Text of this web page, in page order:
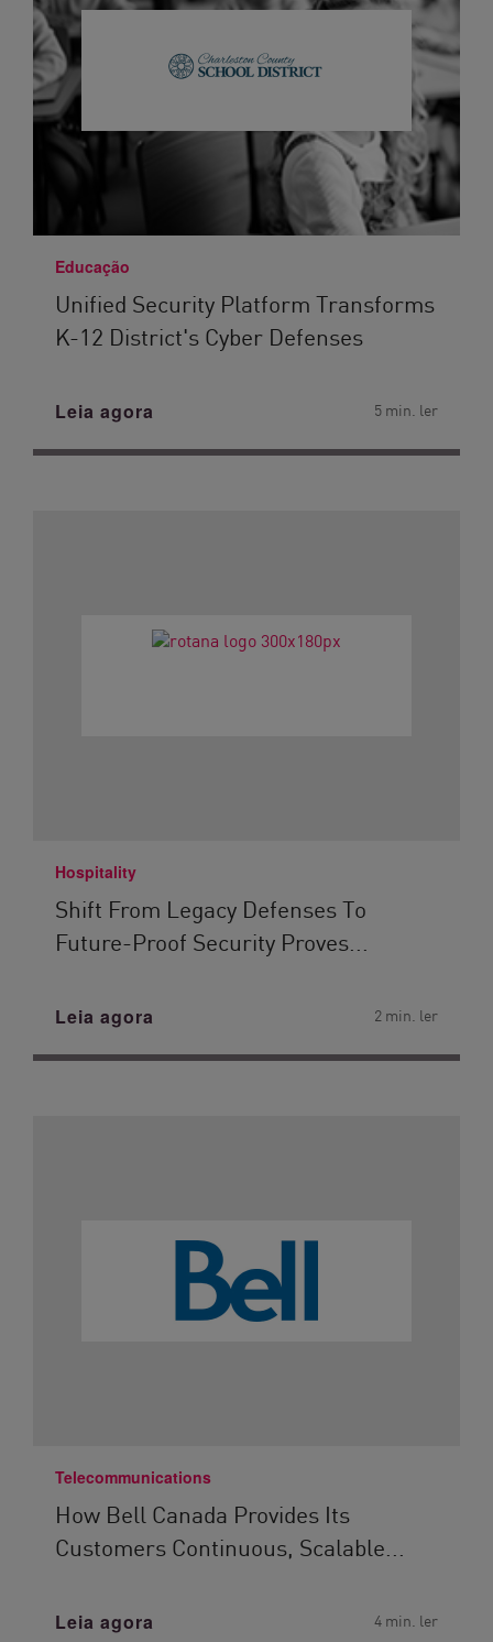
Educação
Unified Security Platform Transforms
K-12 District's Cyber Defenses
Leia agora 5 min. ler
Hospitality
Shift From Legacy Defenses To
Future-Proof Security Proves...
Leia agora 2 min. ler
Telecommunications
How Bell Canada Provides Its
Customers Continuous, Scalable...
Leia agora 4 min. ler